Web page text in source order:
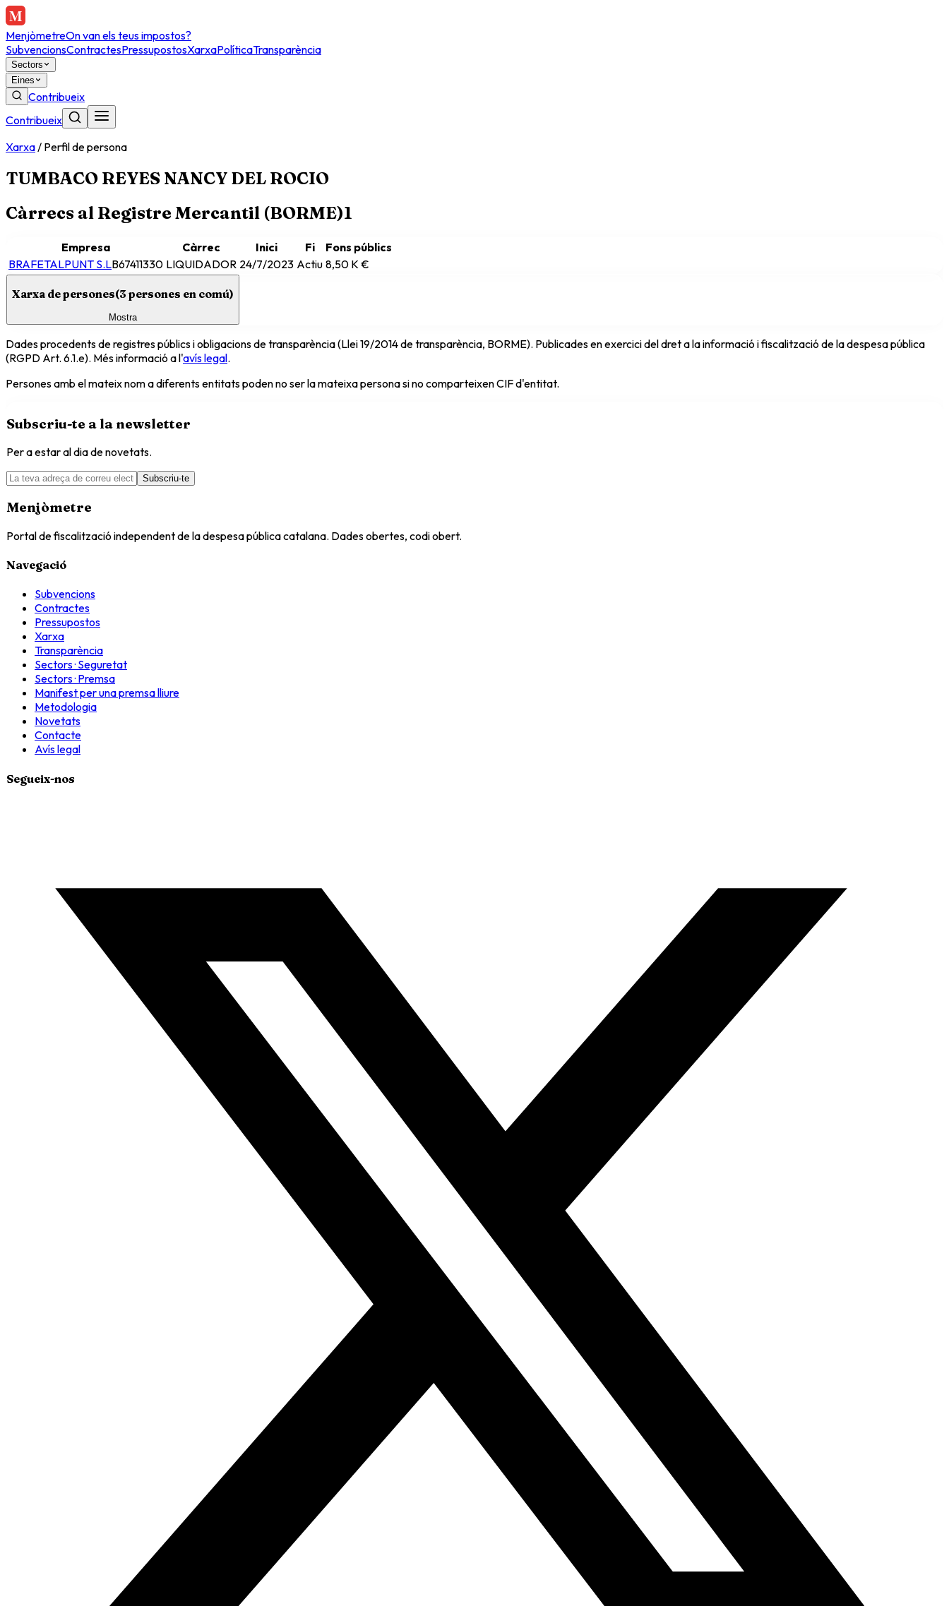
MenjòmetreOn van els teus impostos?
SubvencionsContractesPressupostosXarxaPolíticaTransparència
Sectors
Eines
Contribueix
Contribueix
Xarxa/ Perfil de persona
TUMBACO REYES NANCY DEL ROCIO
Càrrecs al Registre Mercantil (BORME)1
Empresa Càrrec Inici Fi
Fons públics
BRAFETALPUNT S.LB67411330 LIQUIDADOR 24/7/2023 Actiu 8,50 K €
Xarxa de persones(3 persones en comú)
Mostra
Dades procedents de registres públics i obligacions de transparència (Llei 19/2014 de transparència, BORME). Publicades en exercici del dret a la informació i fiscalització de la despesa pública
(RGPD Art. 6.1.e). Més informació a l'avís legal.
Persones amb el mateix nom a diferents entitats poden no ser la mateixa persona si no comparteixen CIF d'entitat.
Subscriu-te a la newsletter
Per a estar al dia de novetats.
Subscriu-te
Menjòmetre
Portal de fiscalització independent de la despesa pública catalana. Dades obertes, codi obert.
Navegació
Subvencions
Contractes
Pressupostos
Xarxa
Transparència
Sectors · Seguretat
Sectors · Premsa
Manifest per una premsa lliure
Metodologia
Novetats
Contacte
Avís legal
Segueix-nos